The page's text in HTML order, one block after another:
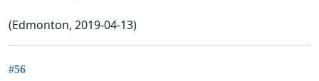
(Edmonton, 2019-04-13)
#56